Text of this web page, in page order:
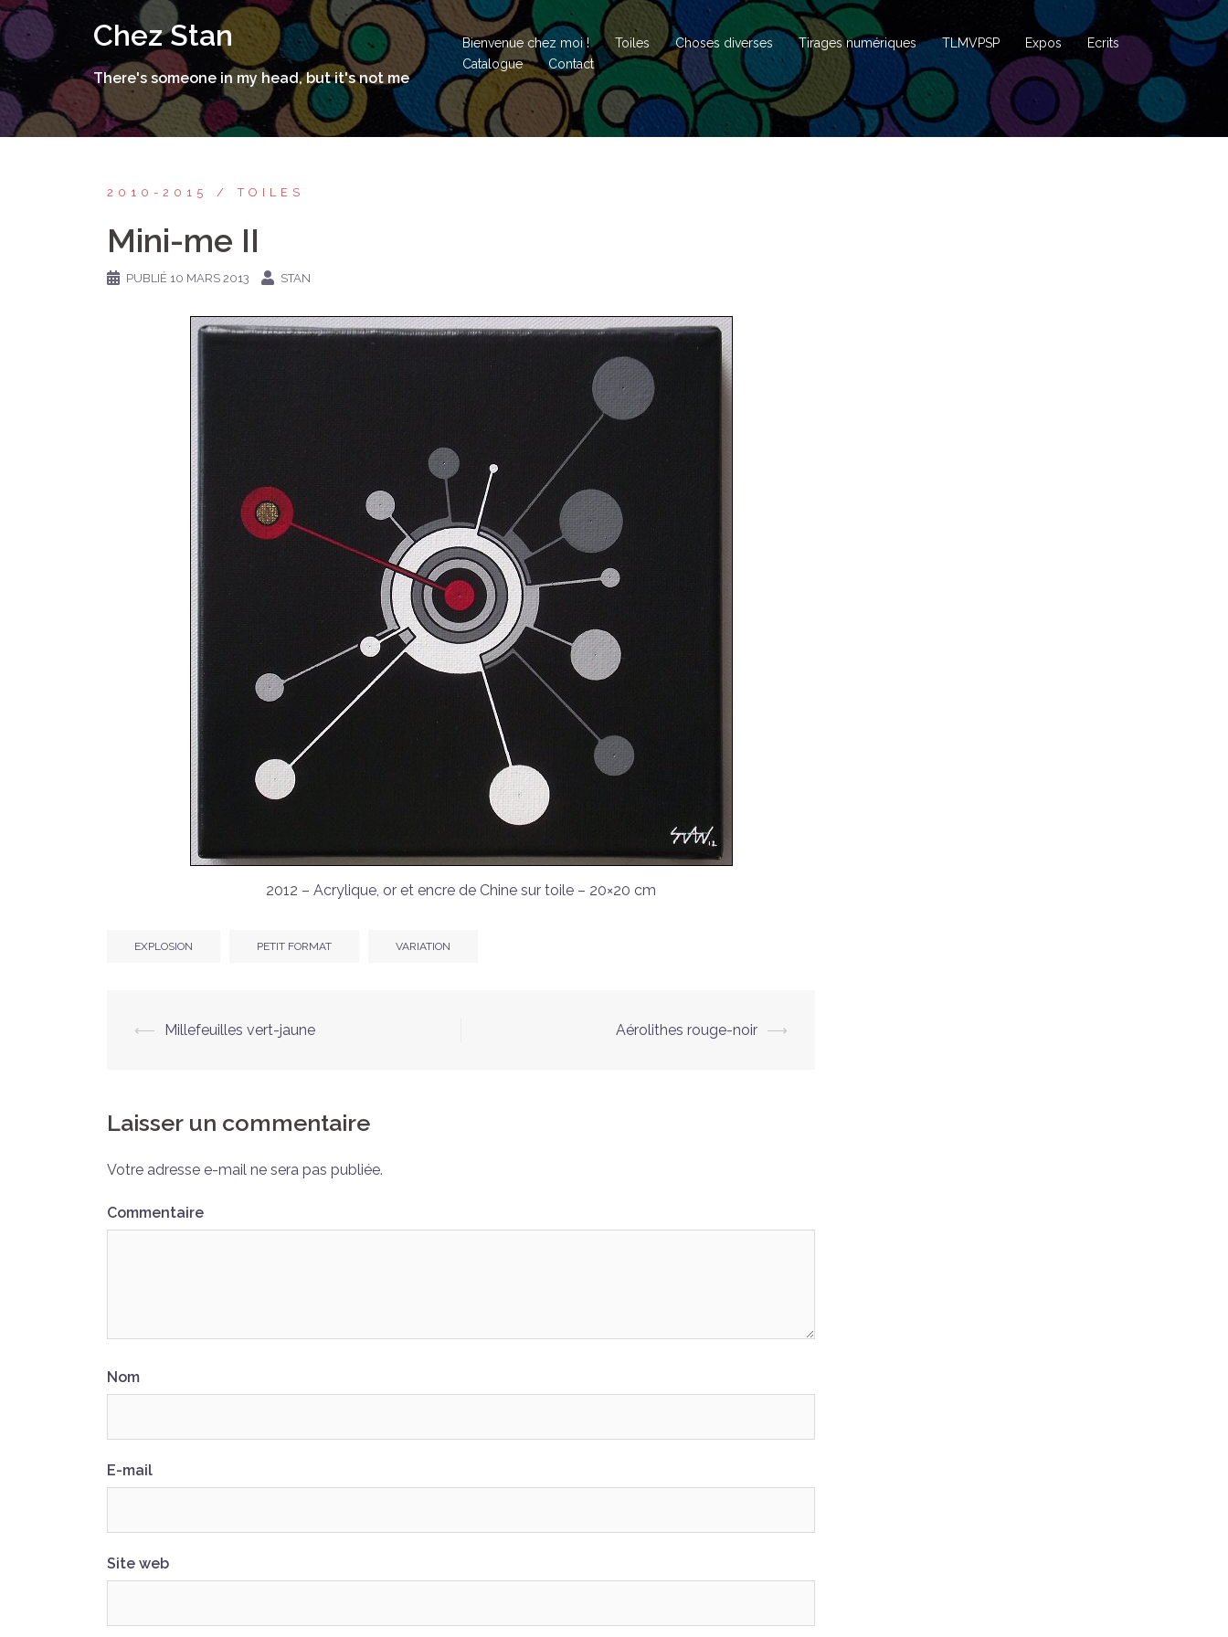
Aller
au
contenu
Chez Stan
There's someone in my head, but it's not me
Bienvenue chez moi ! Toiles Choses diverses Tirages numériques TLMVPSP Expos
Ecrits
Catalogue
Contact
2010-2015 TOILES
Mini-me II
PUBLIÉ 10 MARS 2013 STAN
2012 – Acrylique, or et encre de Chine sur toile – 20×20 cm
EXPLOSION PETIT FORMAT VARIATION
Navigation
⟵ Millefeuilles vert-jaune Aérolithes rouge-noir ⟶
Laisser un commentaire
Votre adresse e-mail ne sera pas publiée.
Commentaire
Nom
E-mail
Site web